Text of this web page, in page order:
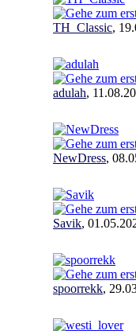
TH_Classic,
adulah,
NewDress,
Savik,
spoorrekk,